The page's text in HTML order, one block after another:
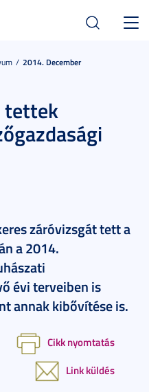
2014. December
tettek
záróvizsgát tett a
a 2014.
évi terveiben is
annak kibővítése is.
Cikk nyomtatás
Link küldés